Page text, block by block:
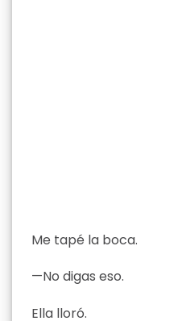
Me tapé la boca.
—No digas eso.
Ella lloró.